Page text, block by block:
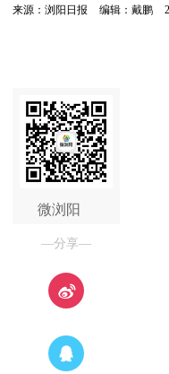
来源：浏阳日报 编辑：戴鹏
微浏阳
—分享—